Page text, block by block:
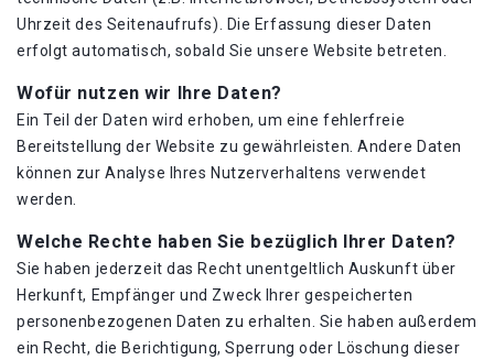
Uhrzeit des Seitenaufrufs). Die Erfassung dieser Daten
erfolgt automatisch, sobald Sie unsere Website betreten.
Wofür nutzen wir Ihre Daten?
Ein Teil der Daten wird erhoben, um eine fehlerfreie
Bereitstellung der Website zu gewährleisten. Andere Daten
können zur Analyse Ihres Nutzerverhaltens verwendet
werden.
Welche Rechte haben Sie bezüglich Ihrer Daten?
Sie haben jederzeit das Recht unentgeltlich Auskunft über
Herkunft, Empfänger und Zweck Ihrer gespeicherten
personenbezogenen Daten zu erhalten. Sie haben außerdem
ein Recht, die Berichtigung, Sperrung oder Löschung dieser